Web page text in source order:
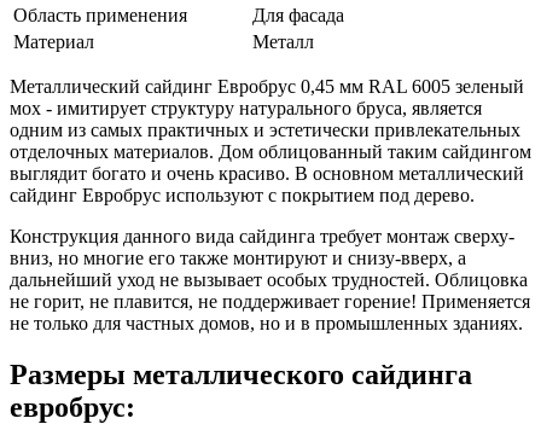
Область применения
Для фасада
Материал
Металл
Металлический сайдинг Евробрус 0,45 мм RAL 6005 зеленый
мох - имитирует структуру натурального бруса, является
одним из самых практичных и эстетически привлекательных
отделочных материалов. Дом облицованный таким сайдингом
выглядит богато и очень красиво. В основном металлический
сайдинг Евробрус используют с покрытием под дерево.
Конструкция данного вида сайдинга требует монтаж сверху-
вниз, но многие его также монтируют и снизу-вверх, а
дальнейший уход не вызывает особых трудностей. Облицовка
не горит, не плавится, не поддерживает горение! Применяется
не только для частных домов, но и в промышленных зданиях.
Размеры металлического сайдинга
евробрус: